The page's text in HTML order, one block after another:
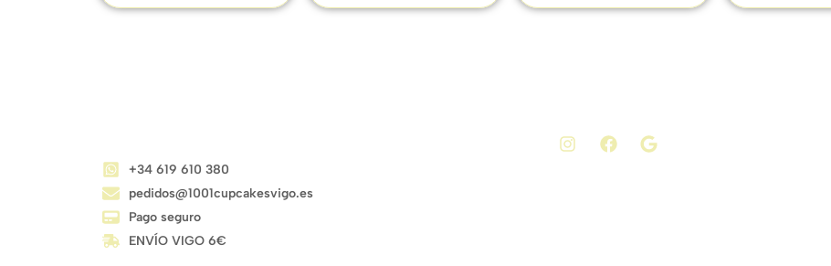
+34 619 610 380
pedidos@1001cupcakesvigo.es
Pago seguro
ENVÍO VIGO 6€